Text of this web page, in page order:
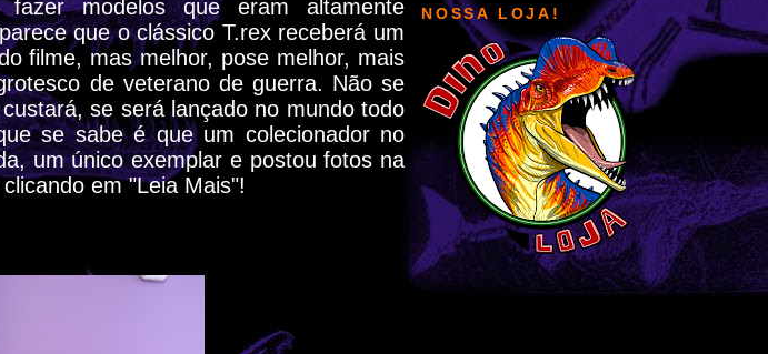
modelos que eram altamente
que o clássico T.rex receberá um
filme, mas melhor, pose melhor, mais
de veterano de guerra. Não se
se será lançado no mundo todo
se sabe é que um colecionador no
um único exemplar e postou fotos na
em "Leia Mais"!
NOSSA LOJA!